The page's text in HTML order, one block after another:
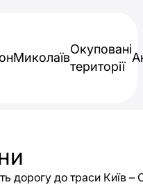
Миколаїв
Окуповані
території
дорогу до траси Київ –